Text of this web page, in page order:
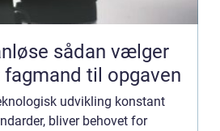
vælger
til opgaven
udvikling konstant
bliver behovet for